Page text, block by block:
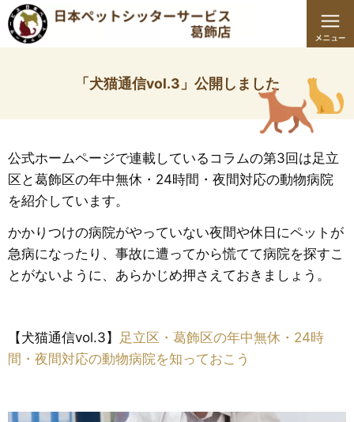
「犬猫通信vol.3」公開しました
公式ホームページで連載しているコラムの第3回は足立
区と葛飾区の年中無休・24時間・夜間対応の動物病院
を紹介しています。
かかりつけの病院がやっていない夜間や休日にペットが
急病になったり、事故に遭ってから慌てて病院を探すこ
とがないように、あらかじめ押さえておきましょう。
【犬猫通信vol.3】 足立区・葛飾区の年中無休・24時
間・夜間対応の動物病院を知っておこう